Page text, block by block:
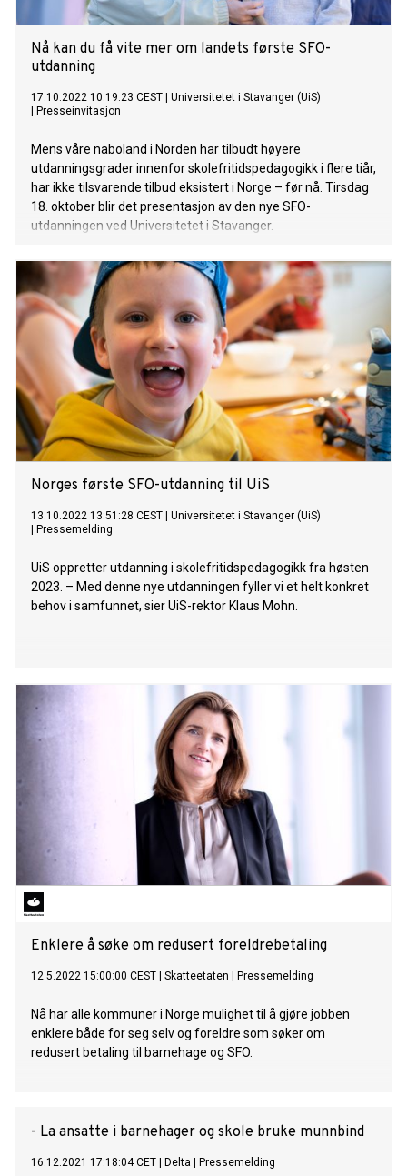
Nå kan du få vite mer om landets første SFO-
utdanning
17.10.2022 10:19:23 CEST
Universitetet i Stavanger (UiS)
Presseinvitasjon
Mens våre naboland i Norden har tilbudt høyere
utdanningsgrader innenfor skolefritidspedagogikk i flere tiår,
har ikke tilsvarende tilbud eksistert i Norge – før nå. Tirsdag
18. oktober blir det presentasjon av den nye SFO-
utdanningen ved Universitetet i Stavanger.
Norges første SFO-utdanning til UiS
13.10.2022 13:51:28 CEST
Universitetet i Stavanger (UiS)
Pressemelding
UiS oppretter utdanning i skolefritidspedagogikk fra høsten
2023. – Med denne nye utdanningen fyller vi et helt konkret
behov i samfunnet, sier UiS-rektor Klaus Mohn.
Enklere å søke om redusert foreldrebetaling
12.5.2022 15:00:00 CEST Skatteetaten Pressemelding
Nå har alle kommuner i Norge mulighet til å gjøre jobben
enklere både for seg selv og foreldre som søker om
redusert betaling til barnehage og SFO.
- La ansatte i barnehager og skole bruke munnbind
16.12.2021 17:18:04 CET Delta Pressemelding